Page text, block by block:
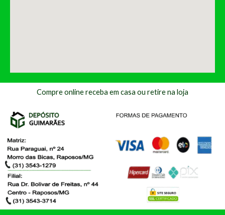
Compre online receba em casa ou retire na loja